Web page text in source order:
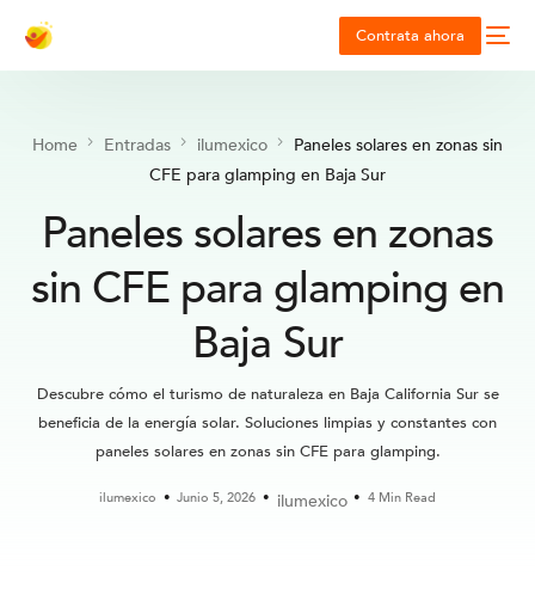
Contrata ahora
Home Entradas ilumexico
Paneles solares en zonas sin
CFE para glamping en Baja Sur
Paneles solares en zonas
sin CFE para glamping en
Baja Sur
Descubre cómo el turismo de naturaleza en Baja California Sur se
beneficia de la energía solar. Soluciones limpias y constantes con
paneles solares en zonas sin CFE para glamping.
ilumexico Junio 5, 2026 ilumexico 4 Min Read